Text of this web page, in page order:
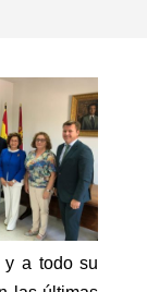
y a todo su